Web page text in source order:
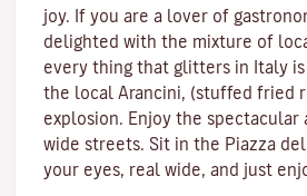
joy. If you are a lover of
delighted with the mixture of
every thing that glitters in Italy is
the local Arancini, (stuffed fried
explosion. Enjoy the
wide streets. Sit in the Piazza
your eyes, real wide, and just